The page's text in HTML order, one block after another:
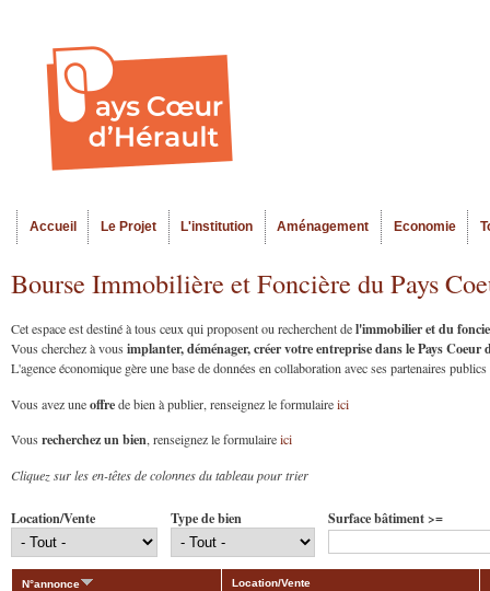
Menu principal
Accueil Le Projet L'institution Aménagement Economie
Bourse Immobilière et Foncière du Pays
Cet espace est destiné à tous ceux qui proposent ou recherchent del'immobilier et du
Vous cherchez à vous implanter, déménager, créer votre entreprise dans le Pays
L'agence économique gère une base de données en collaboration avec ses partenaires
Vous avez uneoffrede bien à publier, renseignez le formulaireici
Vous recherchez un bien, renseignez le formulaireici
Cliquez sur les en-têtes de colonnes du tableau pour trier
Location/Vente Type de bien Surface bâtiment >=
N°annonce Location/Vente